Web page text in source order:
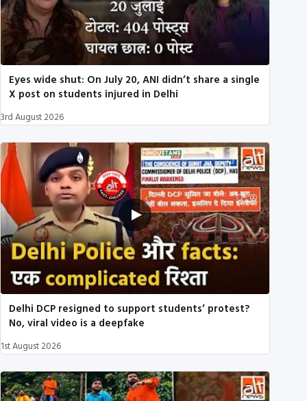
Eyes wide shut: On July 20, ANI didn’t share a single
X post on students injured in Delhi
3rd August 2026
Delhi DCP resigned to support students’ protest?
No, viral video is a deepfake
1st August 2026